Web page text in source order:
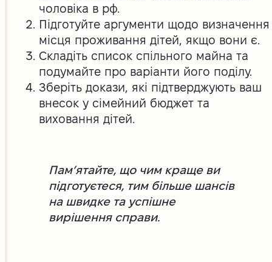
чоловіка в рф.
Підготуйте аргументи щодо визначення
місця проживання дітей, якщо вони є.
Складіть список спільного майна та
подумайте про варіанти його поділу.
Зберіть докази, які підтверджують ваш
внесок у сімейний бюджет та
виховання дітей.
Пам’ятайте, що чим краще ви
підготуєтеся, тим більше шансів
на швидке та успішне
вирішення справи.